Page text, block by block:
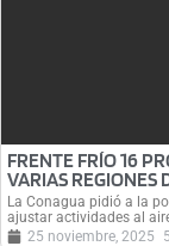
FRENTE FRÍO 16
VARIAS REGIONES
La Conagua pidió a la
ajustar actividades al
25 noviembre, 2025